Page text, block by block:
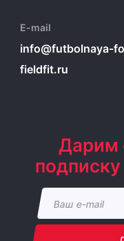
E-mail
info@futbolnaya-
fieldfit.ru
Дарим